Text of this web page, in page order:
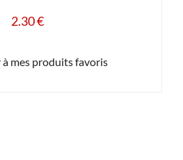
2.30€
mes produits favoris